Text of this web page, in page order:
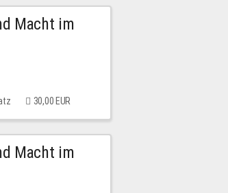
Macht im
30,00 EUR
Macht im